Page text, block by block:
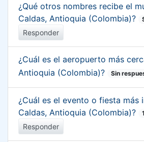
¿Qué otros nombres recibe el
Caldas, Antioquia (Colombia)?
Responder
¿Cuál es el aeropuerto más
Antioquia (Colombia)?
Sin
¿Cuál es el evento o fiesta más
Caldas, Antioquia (Colombia)?
Responder